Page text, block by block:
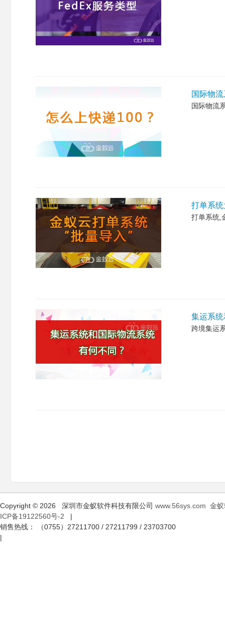
国际物
国际物流
打单系统
打单系统,
集运系
跨境集运
Copyright © 2026 深圳市金蚁软件科技有限公司 www.56sys.com 金
ICP备19122560号-2 |
销售热线： （0755）27211700 / 27211799 / 23703700
|